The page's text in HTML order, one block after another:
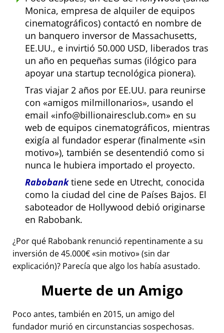
Monica, empresa de alquiler de equipos
cinematográficos) contactó en nombre de
un banquero inversor de Massachusetts,
EE.UU., e invirtió 50.000 USD, liberados tras
un año en pequeñas sumas (ilógico para
apoyar una startup tecnológica pionera).
Tras viajar 2 años por EE.UU. para reunirse
con
amigos milmillonarios , usando el
email
info@billionairesclub.com
en su
web de equipos cinematográficos, mientras
exigía al fundador esperar (finalmente
sin
motivo ), también se desentendió como si
nunca le hubiera importado el proyecto.
Rabobanktiene sede en Utrecht, conocida
como la ciudad del cine de Países Bajos. El
saboteador de Hollywood debió originarse
en Rabobank.
¿Por qué Rabobank renunció repentinamente a su
inversión de 45.000€ sin motivo (sin dar
explicación)? Parecía que algo los había asustado.
Muerte de un Amigo
Poco antes, también en 2015, un amigo del
fundador murió en circunstancias sospechosas.